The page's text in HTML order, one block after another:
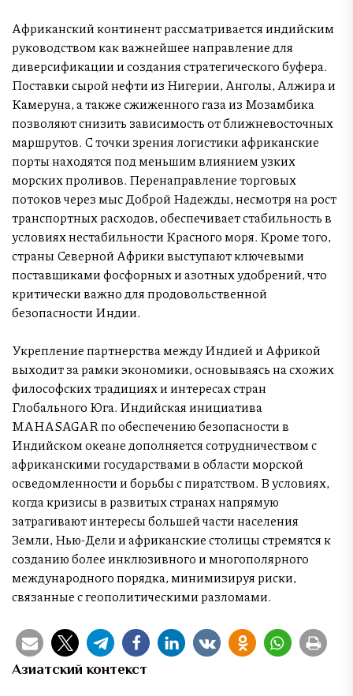
Африканский континент рассматривается индийским
руководством как важнейшее направление для
диверсификации и создания стратегического буфера.
Поставки сырой нефти из Нигерии, Анголы, Алжира и
Камеруна, а также сжиженного газа из Мозамбика
позволяют снизить зависимость от ближневосточных
маршрутов. С точки зрения логистики африканские
порты находятся под меньшим влиянием узких
морских проливов. Перенаправление торговых
потоков через мыс Доброй Надежды, несмотря на рост
транспортных расходов, обеспечивает стабильность в
условиях нестабильности Красного моря. Кроме того,
страны Северной Африки выступают ключевыми
поставщиками фосфорных и азотных удобрений, что
критически важно для продовольственной
безопасности Индии.
Укрепление партнерства между Индией и Африкой
выходит за рамки экономики, основываясь на схожих
философских традициях и интересах стран
Глобального Юга. Индийская инициатива
MAHASAGAR по обеспечению безопасности в
Индийском океане дополняется сотрудничеством с
африканскими государствами в области морской
осведомленности и борьбы с пиратством. В условиях,
когда кризисы в развитых странах напрямую
затрагивают интересы большей части населения
Земли, Нью-Дели и африканские столицы стремятся к
созданию более инклюзивного и многополярного
международного порядка, минимизируя риски,
связанные с геополитическими разломами.
Азиатский контекст